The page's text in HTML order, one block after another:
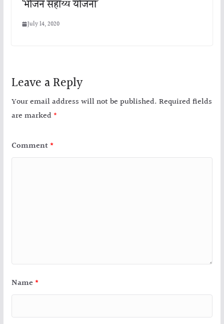
‘भोजन सहाय्य योजना’
July 14, 2020
Leave a Reply
Your email address will not be published. Required fields
are marked *
Comment *
Name *